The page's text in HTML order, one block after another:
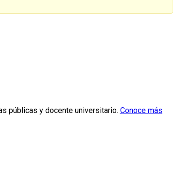
públicas y docente universitario. Conoce más